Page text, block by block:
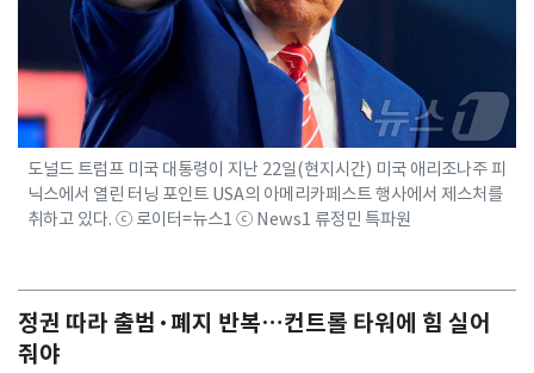
도널드 트럼프 미국 대통령이 지난 22일(현지시간) 미국 애리조나주 피
닉스에서 열린 터닝 포인트 USA의 아메리카페스트 행사에서 제스처를
취하고 있다. ⓒ 로이터=뉴스1 ⓒ News1 류정민 특파원
정권 따라 출범·폐지 반복…컨트롤 타워에 힘 실어
줘야